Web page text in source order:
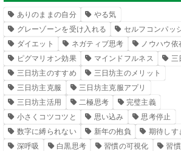
ありのままの自分
やる気
グレーゾーンを受け入れる
セルフコンパッ
ダイエット
ネガティブ思考
ノウハウ依
ピグマリオン効果
マインドフルネス
三
三日坊主のすすめ
三日坊主のメリット
三日坊主克服
三日坊主克服アプリ
三日坊主活用
二極思考
完璧主義
小さくコツコツと
思い込み
思考停止
数字に縛られない
新年の抱負
期待しす
深呼吸
白黒思考 習慣の可視化
習